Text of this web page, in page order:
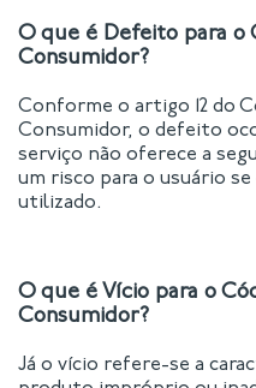
O que é Defeito para o
Consumidor?
Conforme o artigo 12 do
Consumidor, o defeito
serviço não oferece a
um risco para o usuário
utilizado.
O que é Vício para o
Consumidor?
Já o vício refere-se a